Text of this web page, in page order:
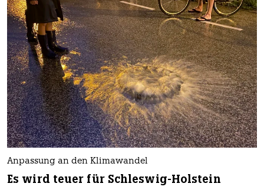
Anpassung an den Klimawandel
Es wird teuer für Schleswig-Holstein